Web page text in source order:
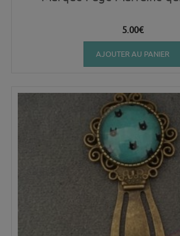
5.00€
AJOUTER AU PANIER